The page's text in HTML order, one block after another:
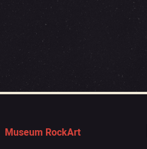
Museum RockArt